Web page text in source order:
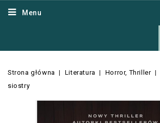
Menu
Strona główna Literatura Horror, Thriller
siostry